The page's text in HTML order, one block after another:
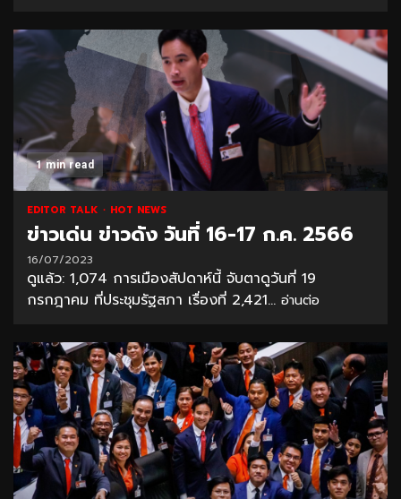
1 min read
EDITOR TALK HOT NEWS
ข่าวเด่น ข่าวดัง วันที่ 16-17 ก.ค. 2566
16/07/2023
ดูแล้ว: 1,074 การเมืองสัปดาห์นี้ จับตาดูวันที่ 19
กรกฎาคม ที่ประชุมรัฐสภา เรื่องที่ 2,421... อ่านต่อ